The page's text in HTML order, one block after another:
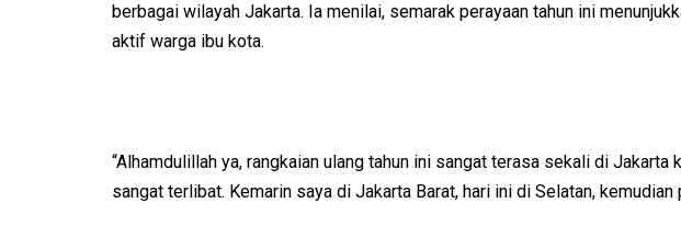
berbagai wilayah Jakarta. Ia menilai, semarak perayaan tahun ini
aktif warga ibu kota.
“Alhamdulillah ya, rangkaian ulang tahun ini sangat terasa sekali di Jakarta
sangat terlibat. Kemarin saya di Jakarta Barat, hari ini di Selatan, kemudian